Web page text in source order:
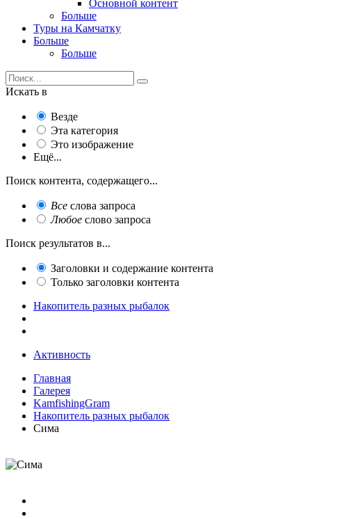
Основной контент
Больше
Туры на Камчатку
Больше
Больше
Искать в
Везде
Эта категория
Это изображение
Ещё...
Поиск контента, содержащего...
Все слова запроса
Любое слово запроса
Поиск результатов в...
Заголовки и содержание контента
Только заголовки контента
Накопитель разных рыбалок
Активность
Главная
Галерея
KamfishingGram
Накопитель разных рыбалок
Сима